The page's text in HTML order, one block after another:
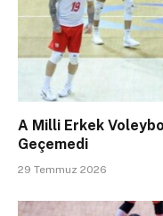
A Milli Erkek
Geçemedi
29 Temmuz 2026